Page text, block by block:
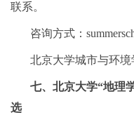
联系。
咨询方式：
北京大学城市与环境
七、北京大学“地理
选